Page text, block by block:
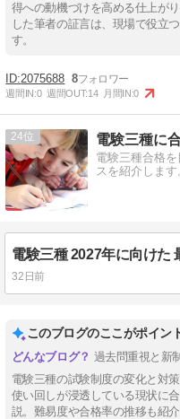
得への動機づけを高める仕上が
した筆者の証言は、現場で役立
す。
2075688 8
週間IN:0 週間OUT:14 月間IN:0
24 電験三種に
電験三種合格
スを紹介します
32日前
このブログのここがポイン
過去問重視と新
電験三種の試験制度の変化と対
使い回しが浸透している現状に
説。難易度や合格率の推移も紹